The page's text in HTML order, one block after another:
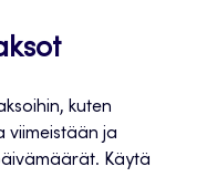
kuten
viimeistään ja
Käytä